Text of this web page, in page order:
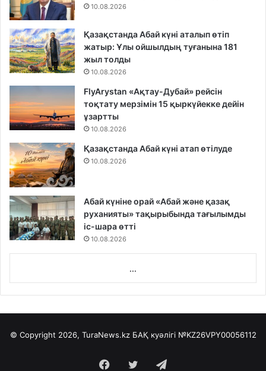
10.08.2026
Қазақстанда Абай күні аталып өтіп
жатыр: Ұлы ойшылдың туғанына 181
жыл толды
10.08.2026
FlyArystan «Ақтау-Дубай» рейсін
тоқтату мерзімін 15 қыркүйекке дейін
ұзартты
10.08.2026
Қазақстанда Абай күні атап өтілуде
10.08.2026
Абай күніне орай «Абай және қазақ
руханияты» тақырыбында тағылымды
іс-шара өтті
10.08.2026
...
© Copyright 2026, TuraNews.kz БАҚ куәлігі №KZ26VPY00056112
Facebook
Twitter